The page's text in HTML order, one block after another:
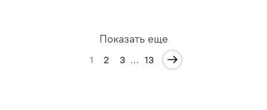
Показать еще
1 2 3 … 13